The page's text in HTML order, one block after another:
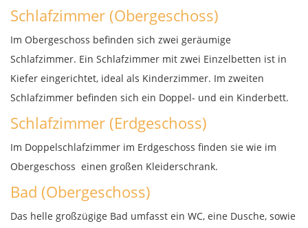
Schlafzimmer (Obergeschoss)
Im Obergeschoss befinden sich zwei geräumige
Schlafzimmer. Ein Schlafzimmer mit zwei Einzelbetten ist in
Kiefer eingerichtet, ideal als Kinderzimmer. Im zweiten
Schlafzimmer befinden sich ein Doppel- und ein Kinderbett.
Schlafzimmer (Erdgeschoss)
Im Doppelschlafzimmer im Erdgeschoss finden sie wie im
Obergeschoss einen großen Kleiderschrank.
Bad (Obergeschoss)
Das helle großzügige Bad umfasst ein WC, eine Dusche, sowie